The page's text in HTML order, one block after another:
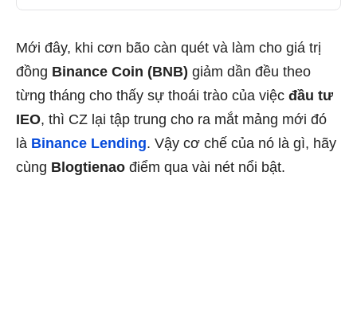
Mới đây, khi cơn bão càn quét và làm cho giá trị
đồng Binance Coin (BNB) giảm dần đều theo
từng tháng cho thấy sự thoái trào của việc đầu tư
IEO, thì CZ lại tập trung cho ra mắt mảng mới đó
là Binance Lending. Vậy cơ chế của nó là gì, hãy
cùng Blogtienao điểm qua vài nét nổi bật.